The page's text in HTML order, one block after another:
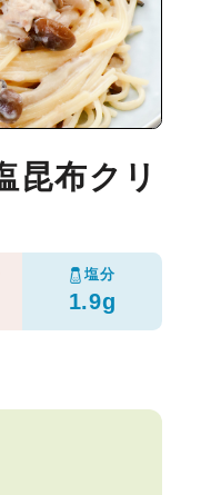
昆布クリ
塩分
1.9g